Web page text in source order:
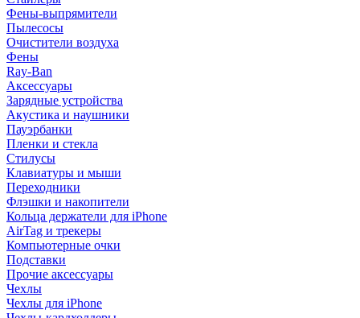
Фены-выпрямители
Пылесосы
Очистители воздуха
Фены
Ray-Ban
Аксессуары
Зарядные устройства
Акустика и наушники
Пауэрбанки
Пленки и стекла
Стилусы
Клавиатуры и мыши
Переходники
Флэшки и накопители
Кольца держатели для iPhone
AirTag и трекеры
Компьютерные очки
Подставки
Прочие аксессуары
Чехлы
Чехлы для iPhone